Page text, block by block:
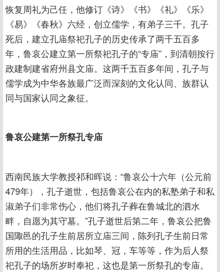
恢复周礼为己任，他修订《诗》《书》《礼》《乐》
《易》《春秋》六经，创立儒学，有弟子三千。孔子
死后，建立孔庙祭祀孔子的历史传承了两千五百多
年，鲁哀公建立第一所祭祀孔子的“专庙”，到清朝按行
政建制建省府州县文庙。这两千五百多年间，孔子与
儒学成为中华各族最广泛而深刻的文化认同、族群认
同与国家认同之象征。
鲁哀公建第一所祭孔专庙
西南民族大学教授祁和晖说：“鲁哀公十六年（公元前
479年），孔子逝世，包括鲁哀公在内的私塾弟子和私
淑弟子们非常伤心，他们将孔子葬在鲁城北的泗水
畔，自愿为其守墓。”孔子逝世后第二年，鲁哀公把鲁
国陬邑的孔子生前居所立庙三间，陈列孔子生前日常
所用的生活用品，比如琴、冠，车等等，作为后人祭
祀孔子的场所岁时奉祀，这也是第一所祭孔的专庙。